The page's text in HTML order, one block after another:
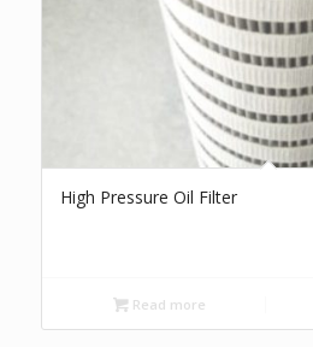
High Pressure Oil Filter
Read more